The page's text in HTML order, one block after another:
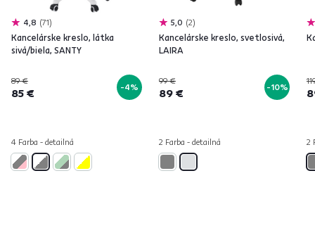
4,8 71
Kancelárske kreslo, látka
sivá/biela, SANTY
89 €
85 € -4%
4 Farba - detailná
5,0 2
Kancelárske kreslo, svetlosivá,
LAIRA
99 €
89 € -10%
2 Farba - detailná 2